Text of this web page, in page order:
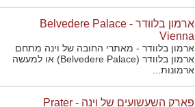
ארמון בלוודר - Belvedere Palace
Vienna
ארמון בלוודר - מאתרי החובה של וינה מתחם
ארמון בלוודר (Belvedere Palace) או למעשה
ארמונות...
פארק השעשועים של וינה - Prater